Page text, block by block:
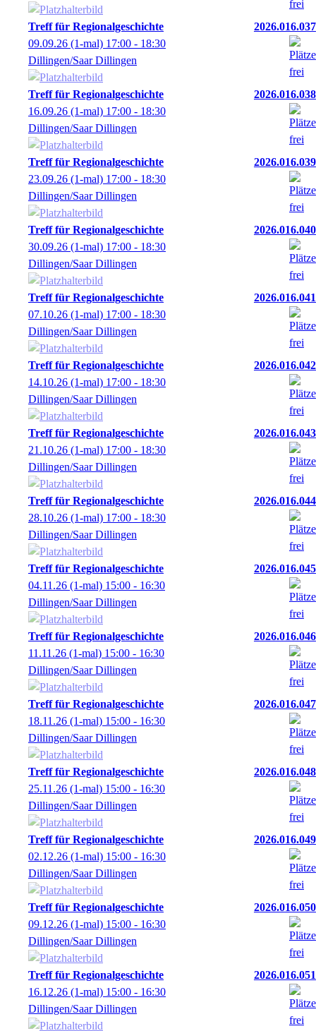
Treff für Regionalgeschichte
2026.016.037
09.09.26 (1-mal) 17:00 - 18:30
Dillingen/Saar Dillingen
Treff für Regionalgeschichte
2026.016.038
16.09.26 (1-mal) 17:00 - 18:30
Dillingen/Saar Dillingen
Treff für Regionalgeschichte
2026.016.039
23.09.26 (1-mal) 17:00 - 18:30
Dillingen/Saar Dillingen
Treff für Regionalgeschichte
2026.016.040
30.09.26 (1-mal) 17:00 - 18:30
Dillingen/Saar Dillingen
Treff für Regionalgeschichte
2026.016.041
07.10.26 (1-mal) 17:00 - 18:30
Dillingen/Saar Dillingen
Treff für Regionalgeschichte
2026.016.042
14.10.26 (1-mal) 17:00 - 18:30
Dillingen/Saar Dillingen
Treff für Regionalgeschichte
2026.016.043
21.10.26 (1-mal) 17:00 - 18:30
Dillingen/Saar Dillingen
Treff für Regionalgeschichte
2026.016.044
28.10.26 (1-mal) 17:00 - 18:30
Dillingen/Saar Dillingen
Treff für Regionalgeschichte
2026.016.045
04.11.26 (1-mal) 15:00 - 16:30
Dillingen/Saar Dillingen
Treff für Regionalgeschichte
2026.016.046
11.11.26 (1-mal) 15:00 - 16:30
Dillingen/Saar Dillingen
Treff für Regionalgeschichte
2026.016.047
18.11.26 (1-mal) 15:00 - 16:30
Dillingen/Saar Dillingen
Treff für Regionalgeschichte
2026.016.048
25.11.26 (1-mal) 15:00 - 16:30
Dillingen/Saar Dillingen
Treff für Regionalgeschichte
2026.016.049
02.12.26 (1-mal) 15:00 - 16:30
Dillingen/Saar Dillingen
Treff für Regionalgeschichte
2026.016.050
09.12.26 (1-mal) 15:00 - 16:30
Dillingen/Saar Dillingen
Treff für Regionalgeschichte
2026.016.051
16.12.26 (1-mal) 15:00 - 16:30
Dillingen/Saar Dillingen